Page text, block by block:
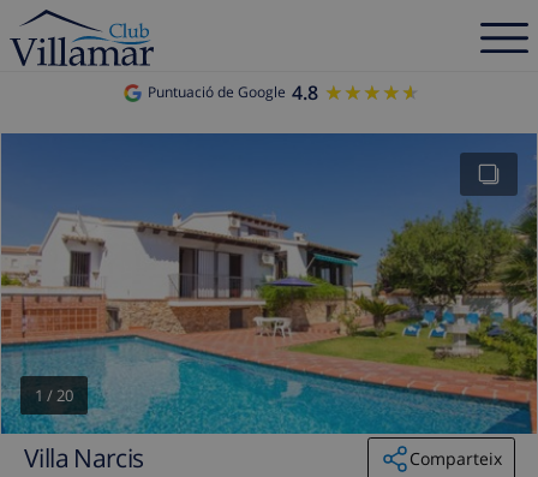
Puntuació de Google 4.8 ★★★★★
★★★★★
1 /20
Villa Narcis
Comparteix